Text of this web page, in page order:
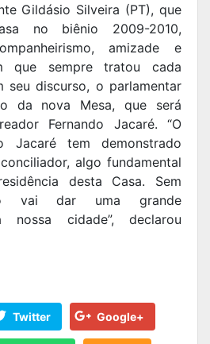
Gildásio Silveira (PT), que
no biênio 2009-2010,
amizade e
que sempre tratou cada
seu discurso, o parlamentar
da nova Mesa, que será
Fernando Jacaré. “O
Jacaré tem demonstrado
algo fundamental
desta Casa. Sem
vai dar uma grande
nossa cidade”, declarou
Twitter Google+